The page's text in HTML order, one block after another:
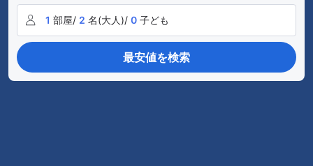
1 部屋/ 2 名(大人)/ 0 子ども
最安値を検索